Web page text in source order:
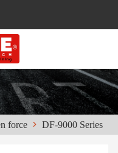
force DF-9000 Series